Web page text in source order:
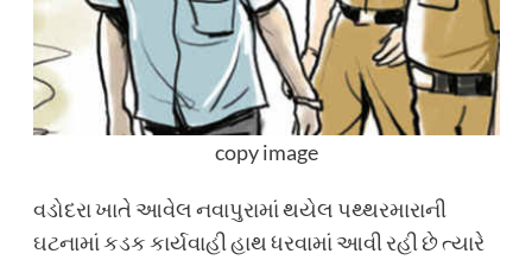
copy image
વડોદરા ખાતે આવેલ નવાપુરામાં થયેલ પથ્થરમારાની
ઘટનામાં કડક કાર્યવાહી હાથ ધરવામાં આવી રહી છે ત્યારે